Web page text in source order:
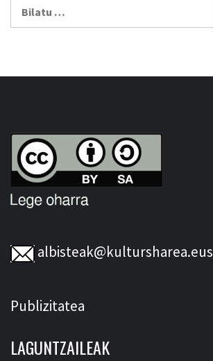
albisteak@kultursharea.eus
Publizitatea
LAGUNTZAILEAK